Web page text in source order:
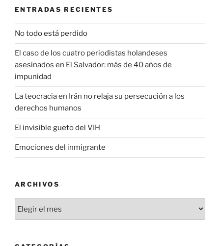
ENTRADAS RECIENTES
No todo está perdido
El caso de los cuatro periodistas holandeses
asesinados en El Salvador: más de 40 años de
impunidad
La teocracia en Irán no relaja su persecución a los
derechos humanos
El invisible gueto del VIH
Emociones del inmigrante
ARCHIVOS